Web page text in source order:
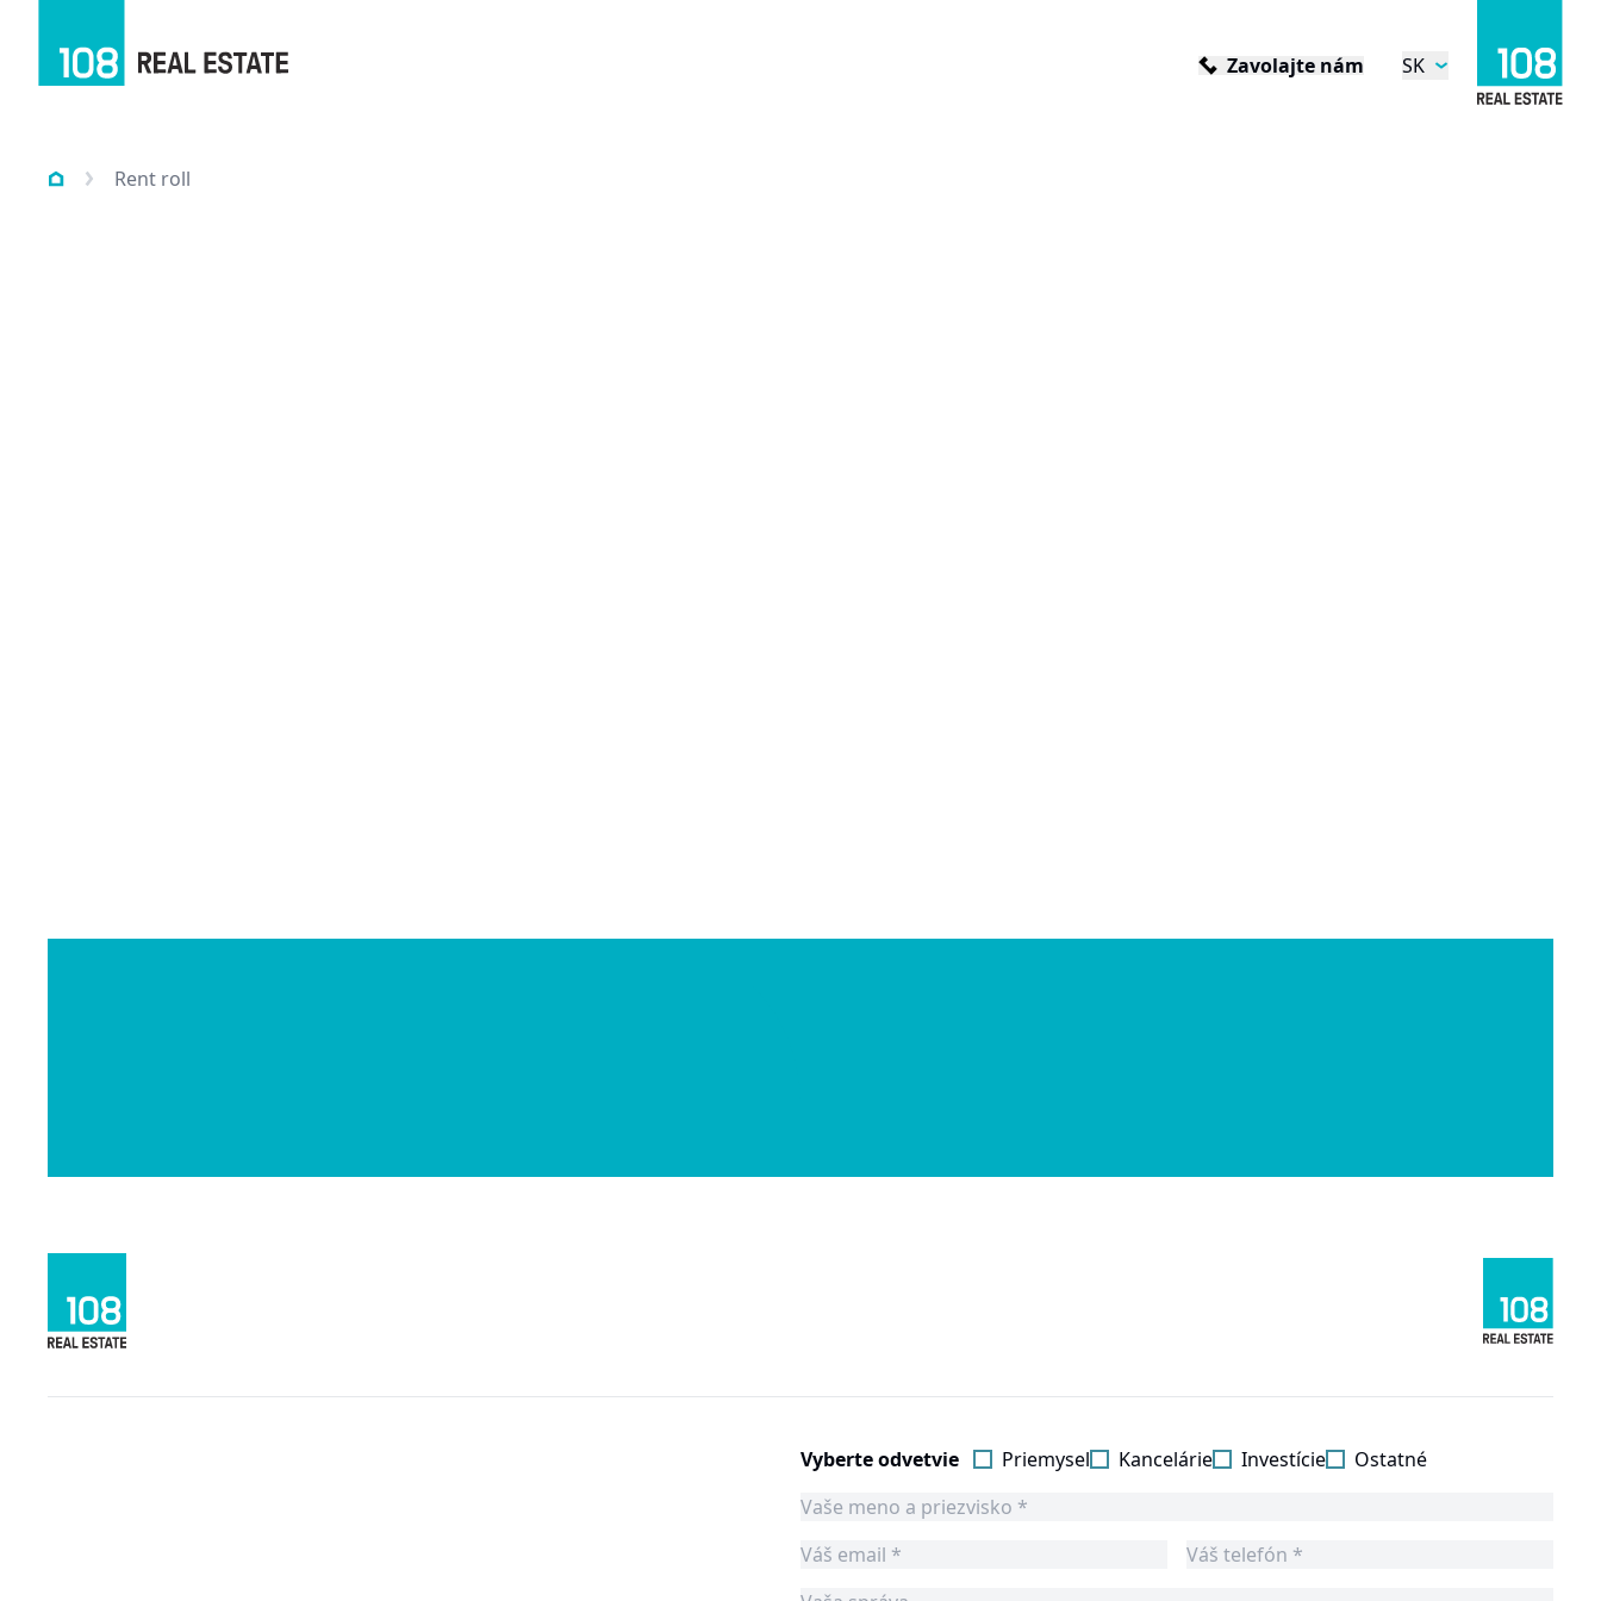
Zavolajte nám SK
Rent roll
Vyberte odvetvie Priemysel Kancelárie Investície Ostatné